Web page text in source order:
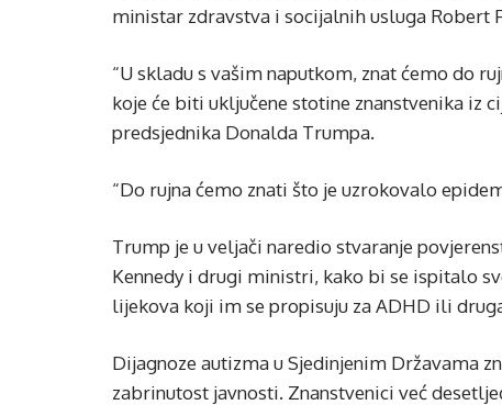
ministar zdravstva i socijalnih usluga Robert
“U skladu s vašim naputkom, znat ćemo do
koje će biti uključene stotine znanstvenika iz
predsjednika Donalda Trumpa.
“Do rujna ćemo znati što je uzrokovalo
Trump je u veljači naredio stvaranje
Kennedy i drugi ministri, kako bi se ispitalo
lijekova koji im se propisuju za ADHD ili
Dijagnoze autizma u Sjedinjenim Državama
zabrinutost javnosti. Znanstvenici već